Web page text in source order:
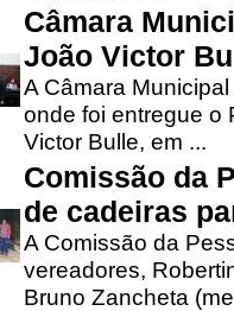
Câmara
João Victor
A Câmara
onde foi entregue o
Victor Bulle, em ...
Comissão da
de cadeiras
A Comissão da
vereadores,
Bruno Zancheta